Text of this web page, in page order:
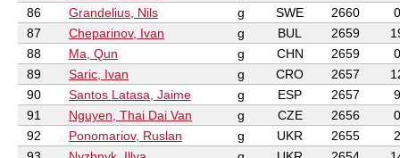
86
Grandelius, Nils g SWE 2660
0
87
Cheparinov, Ivan g BUL 2659
88
Ma, Qun g CHN 2659
0
89
Saric, Ivan g CRO 2657
90
Santos Latasa, Jaime g ESP 2657
9
91
Nguyen, Thai Dai Van g CZE 2656
0
92
Ponomariov, Ruslan g UKR 2655
2